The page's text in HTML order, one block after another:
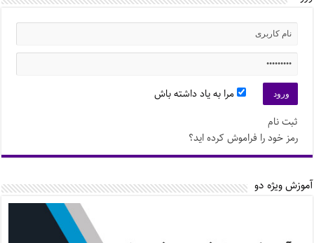
مرا به یاد داشته باش
ثبت نام
رمز خود را فراموش کرده اید؟
آموزش ویژه دو